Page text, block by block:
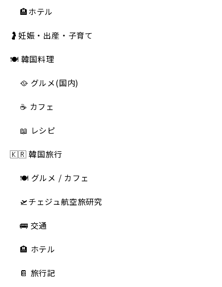
🏨ホテル
🤰妊娠・出産・子育て
🍽 韓国料理
🥘 グルメ(国内)
☕️ カフェ
📖 レシピ
🇰🇷 韓国旅行
🍽 グルメ / カフェ
🛫チェジュ航空旅研究
🚌 交通
🏨 ホテル
📔 旅行記